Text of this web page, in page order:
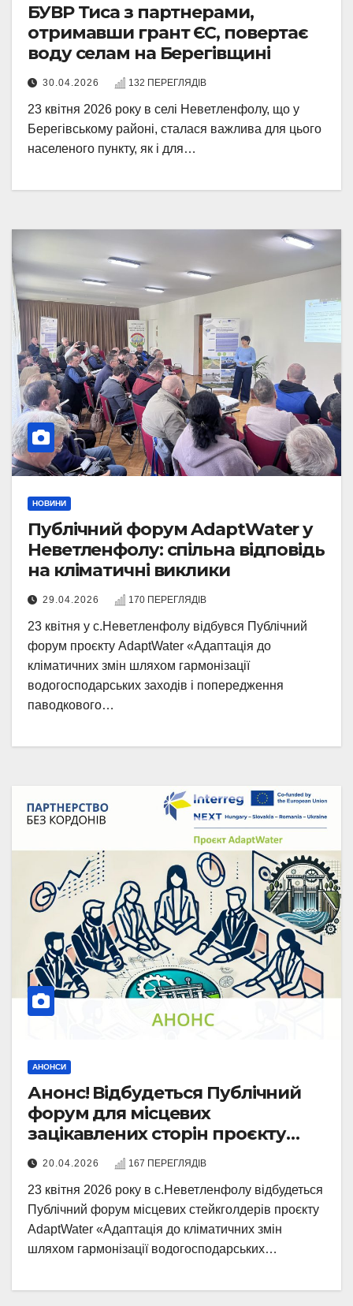
БУВР Тиса з партнерами,
отримавши грант ЄС, повертає
воду селам на Берегівщині
30.04.2026 132 ПЕРЕГЛЯДІВ
23 квітня 2026 року в селі Неветленфолу, що у
Берегівському районі, сталася важлива для цього
населеного пункту, як і для…
НОВИНИ
Публічний форум AdaptWater у
Неветленфолу: спільна відповідь
на кліматичні виклики
29.04.2026 170 ПЕРЕГЛЯДІВ
23 квітня у с.Неветленфолу відбувся Публічний
форум проєкту AdaptWater «Адаптація до
кліматичних змін шляхом гармонізації
водогосподарських заходів і попередження
паводкового…
АНОНСИ
Анонс! Відбудеться Публічний
форум для місцевих
зацікавлених сторін проєкту
AdaptWater
20.04.2026 167 ПЕРЕГЛЯДІВ
23 квітня 2026 року в с.Неветленфолу відбудеться
Публічний форум місцевих стейкголдерів проєкту
AdaptWater «Адаптація до кліматичних змін
шляхом гармонізації водогосподарських…